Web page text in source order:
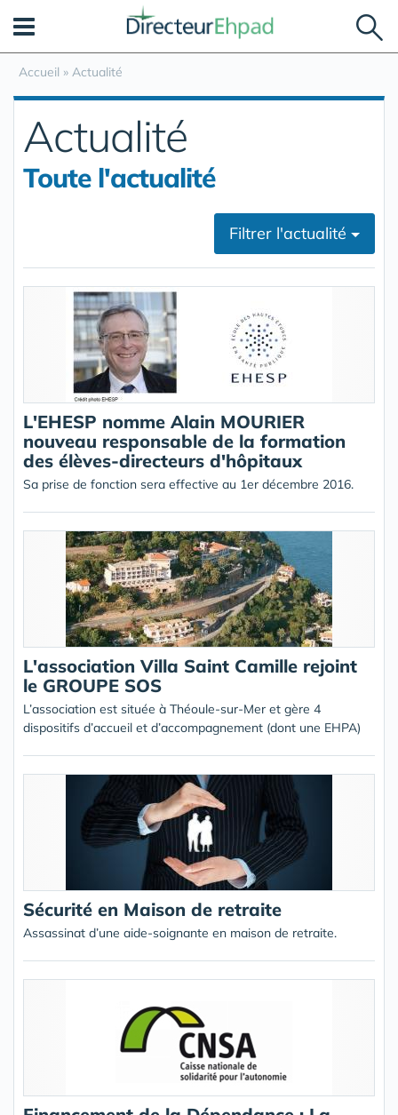
Accueil » Actualité
Actualité
Toute l'actualité
Filtrer l'actualité
L'EHESP nomme Alain MOURIER
nouveau responsable de la formation
des élèves-directeurs d'hôpitaux
Sa prise de fonction sera effective au 1er décembre 2016.
L'association Villa Saint Camille rejoint
le GROUPE SOS
L’association est située à Théoule-sur-Mer et gère 4
dispositifs d’accueil et d’accompagnement (dont une EHPA)
Sécurité en Maison de retraite
Assassinat d’une aide-soignante en maison de retraite.
Panneau de gestion des cookies